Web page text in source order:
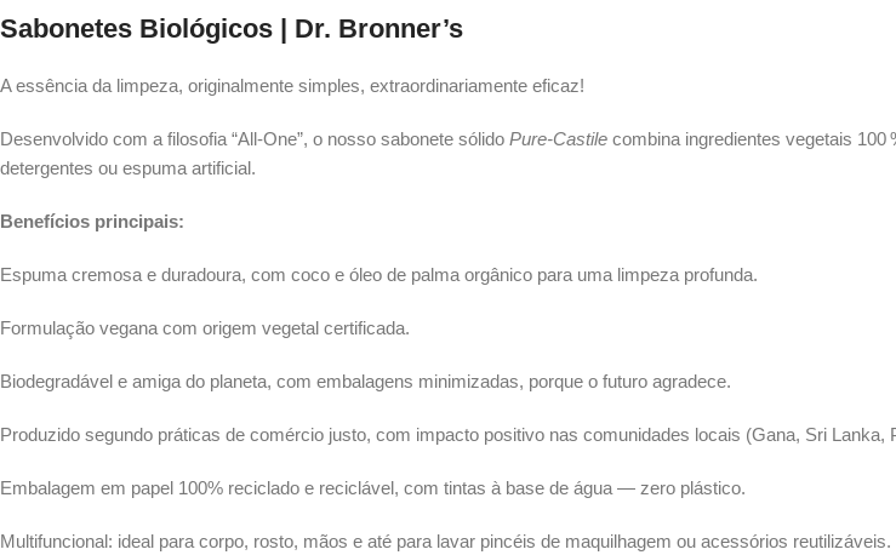
Sabonetes Biológicos | Dr. Bronner’s
A essência da limpeza, originalmente simples, extraordinariamente eficaz!
Desenvolvido com a filosofia “All‑One”, o nosso sabonete sólido Pure‑Castile combina ingredientes vegetais
detergentes ou espuma artificial.
Benefícios principais:
Espuma cremosa e duradoura, com coco e óleo de palma orgânico para uma limpeza profunda.
Formulação vegana com origem vegetal certificada.
Biodegradável e amiga do planeta, com embalagens minimizadas, porque o futuro agradece.
Produzido segundo práticas de comércio justo, com impacto positivo nas comunidades locais (Gana, Sri Lanka,
Embalagem em papel 100% reciclado e reciclável, com tintas à base de água — zero plástico.
Multifuncional: ideal para corpo, rosto, mãos e até para lavar pincéis de maquilhagem ou acessórios reutilizáveis.